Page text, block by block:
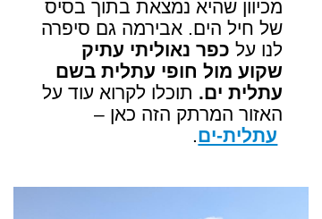
מכיוון שהיא נמצאת בתוך בסיס
של חיל הים. אבירמה גם סיפרה
לנו על כפר נאוליתי עתיק
שקוע מול חופי עתלית בשם
עתלית ים. תוכלו לקרוא עוד על
האזור המרתק הזה כאן –
עתלית-ים.